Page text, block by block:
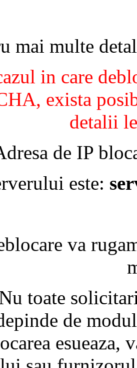
mai multe
in care
exista
detalii
de IP
este:
va
toate
de